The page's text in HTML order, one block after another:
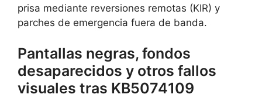
prisa mediante reversiones remotas (KIR) y
parches de emergencia fuera de banda.
Pantallas negras, fondos
desaparecidos y otros fallos
visuales tras KB5074109